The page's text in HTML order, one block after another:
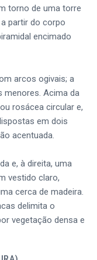
torno de uma torre
partir do corpo
encimado
arcos ogivais; a
menores. Acima da
rosácea circular e,
em dois
acentuada.
e, à direita, uma
vestido claro,
cerca de madeira.
delimita o
vegetação densa e